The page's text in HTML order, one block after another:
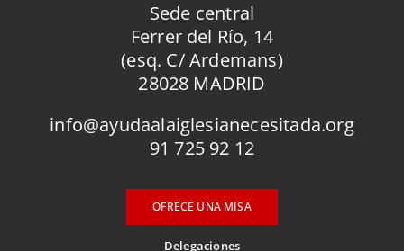
Sede central
Ferrer del Río, 14
(esq. C/ Ardemans)
28028 MADRID
info@ayudaalaiglesianecesitada.org
91 725 92 12
OFRECE UNA MISA
Delegaciones